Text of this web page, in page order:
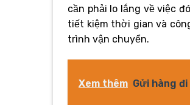
cần phải lo lắng về việc
tiết kiệm thời gian và
trình vận chuyển.
Xem thêm Gửi hàng